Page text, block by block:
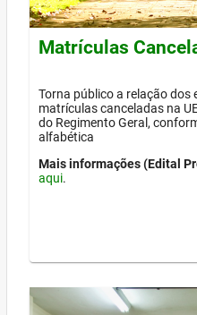
Matrículas
Torna público a relação
matrículas canceladas na
do Regimento Geral,
alfabética
Mais informações (Edital
aqui.